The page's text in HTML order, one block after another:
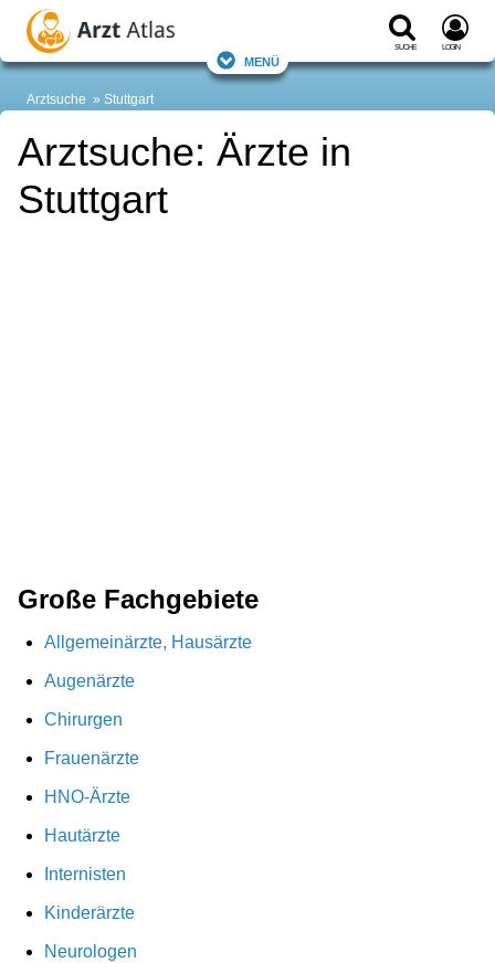
Suche Login
Menü
Arztsuche Stuttgart
Arztsuche: Ärzte in
Stuttgart
Große Fachgebiete
Allgemeinärzte, Hausärzte
Augenärzte
Chirurgen
Frauenärzte
HNO-Ärzte
Hautärzte
Internisten
Kinderärzte
Neurologen